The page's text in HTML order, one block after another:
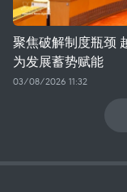
聚焦破解制度瓶颈
为发展蓄势赋能
03/08/2026 11:32